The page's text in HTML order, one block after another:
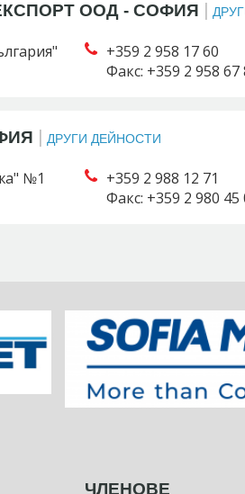
ООД - СОФИЯ
+359 2 958 17 60
Факс: +359 2 958 67
ДРУГИ ДЕЙНОСТИ
№1
+359 2 988 12 71
Факс: +359 2 980 45
ЧЛЕНОВЕ